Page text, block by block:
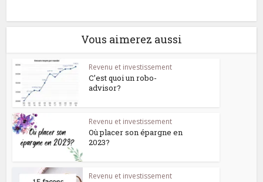
Vous aimerez aussi
Revenu et investissement
C’est quoi un robo-
advisor?
Revenu et investissement
Où placer son épargne en
2023?
Revenu et investissement